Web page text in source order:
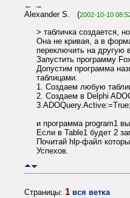
← →
Alexander S. (2002-10-10
> табличка создается,
Она не кривая, а в
переключить на другую
Запустить программу
Допустим программа
таблицами.
1. Создаем любую
2. Создаем в Delphi
и программа program1
Если в Table1 будет 2
Почитай hlp-файл
Успехов.
Страницы: 1 вся ветка